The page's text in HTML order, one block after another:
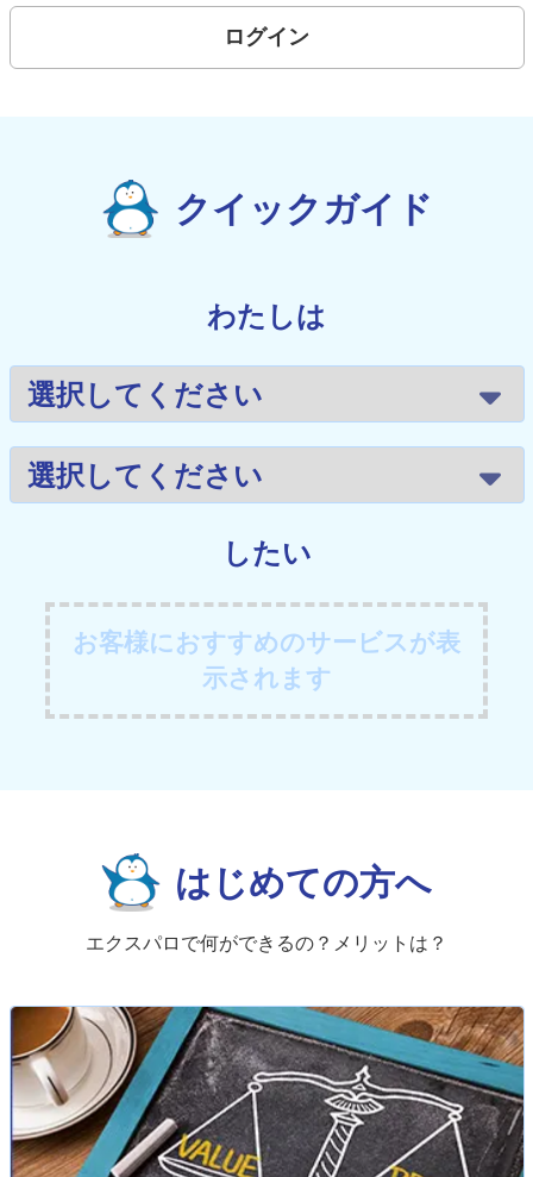
ログイン
クイックガイド
わたしは
したい
お客様におすすめのサービスが表
示されます
はじめての方へ
エクスパロで何ができるの？メリットは？